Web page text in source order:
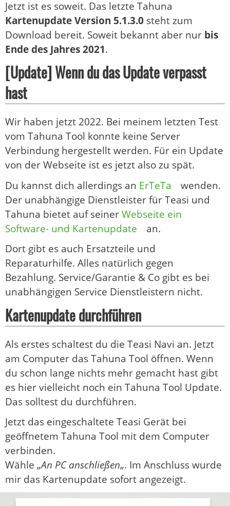
Jetzt ist es soweit. Das letzte Tahuna
Kartenupdate Version 5.1.3.0 steht zum
Download bereit. Soweit bekannt aber nur bis
Ende des Jahres 2021.
[Update] Wenn du das Update verpasst
hast
Wir haben jetzt 2022. Bei meinem letzten Test
vom Tahuna Tool konnte keine Server
Verbindung hergestellt werden. Für ein Update
von der Webseite ist es jetzt also zu spät.
Du kannst dich allerdings an ErTeTa
wenden.
Der unabhängige Dienstleister für Teasi und
Tahuna bietet auf seinerWebseite ein
Software- und Kartenupdate
an.
Dort gibt es auch Ersatzteile und
Reparaturhilfe. Alles natürlich gegen
Bezahlung. Service/Garantie & Co gibt es bei
unabhängigen Service Dienstleistern nicht.
Kartenupdate durchführen
Als erstes schaltest du die Teasi Navi an. Jetzt
am Computer das Tahuna Tool öffnen. Wenn
du schon lange nichts mehr gemacht hast gibt
es hier vielleicht noch ein Tahuna Tool Update.
Das solltest du durchführen.
Jetzt das eingeschaltete Teasi Gerät bei
geöffnetem Tahuna Tool mit dem Computer
verbinden.
Wähle „An PC anschließen„. Im Anschluss wurde
mir das Kartenupdate sofort angezeigt.